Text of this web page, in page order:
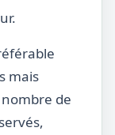
mais
de